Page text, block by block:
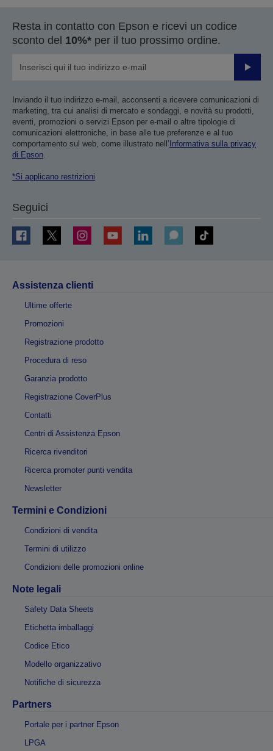
Resta in contatto con Epson e ricevi un codice
sconto del 10%* per il tuo prossimo ordine.
Invia
Inviando il tuo indirizzo e-mail, acconsenti a ricevere comunicazioni di
marketing, tra cui analisi di mercato e sondaggi, e novità su prodotti,
eventi, promozioni o servizi Epson per e-mail o altre tipologie di
comunicazioni elettroniche, in base alle tue preferenze e al tuo
comportamento sul web, come illustrato nell’ Informativa sulla privacy
di Epson.
*Si applicano restrizioni
Seguici
Assistenza clienti
Ultime offerte
Promozioni
Registrazione prodotto
Procedura di reso
Garanzia prodotto
Registrazione CoverPlus
Contatti
Centri di Assistenza Epson
Ricerca rivenditori
Ricerca promoter punti vendita
Newsletter
Termini e Condizioni
Condizioni di vendita
Termini di utilizzo
Condizioni delle promozioni online
Note legali
Safety Data Sheets
Etichetta imballaggi
Codice Etico
Modello organizzativo
Notifiche di sicurezza
Partners
Portale per i partner Epson
LPGA